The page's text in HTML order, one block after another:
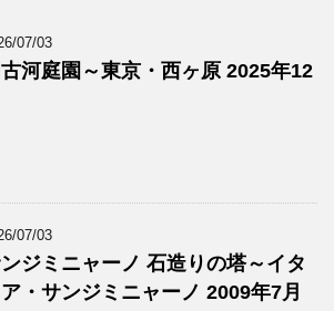
07/03
古河庭園～東京・西ヶ原 2025年12
07/03
ジミニャーノ 石造りの塔～イタ
ア・サンジミニャーノ 2009年7月